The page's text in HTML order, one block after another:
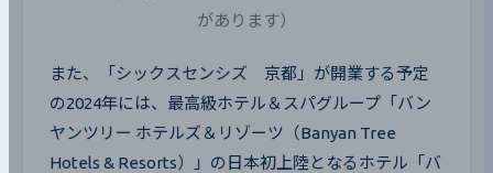
があります）
また、「シックスセンシズ　京都」が開業する予定
の2024年には、最高級ホテル＆スパグループ「バン
ヤンツリー ホテルズ＆リゾーツ（Banyan Tree
Hotels & Resorts）」の日本初上陸となるホテル「バ